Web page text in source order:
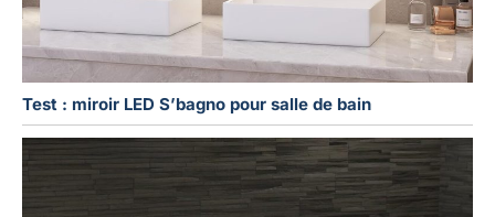
Test : miroir LED S’bagno pour salle de bain